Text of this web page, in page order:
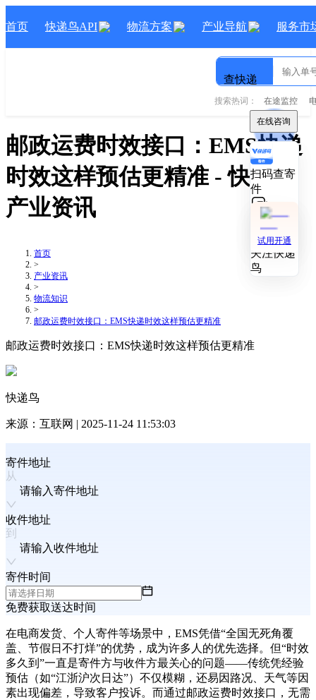
在线咨询
扫码查寄
件
技术对接
关注快递
鸟
试用开通
首页 快递鸟API 物流方案 产业导航 服务市
查快递
搜索热词： 在途监控
邮政运费时效接口：EMS快递
时效这样预估更精准- 快递鸟
产业资讯
首页
>
产业资讯
>
物流知识
>
邮政运费时效接口：EMS快递时效这样预估更精准
邮政运费时效接口：EMS快递时效这样预估更精准
快递鸟
来源： 互联网 | 2025-11-24 11:53:03
寄件地址
请输入寄件地址
收件地址
请输入收件地址
寄件时间
免费获取送达时间
在电商发货、个人寄件等场景中， EMS凭借“全国无死角覆
盖、节假日不打烊”的优势，成为许多人的优先选择。但“时效
多久到 ”一直是寄件方与收件方最关心的问题——传统凭经验
预估（如“江浙沪次日达”）不仅模糊，还易因路况、天气等因
素出现偏差，导致客户投诉。而通过邮政运费时效接口，无需
在线咨询
扫码查寄
件
技术对接
关注快递
鸟
试用开通